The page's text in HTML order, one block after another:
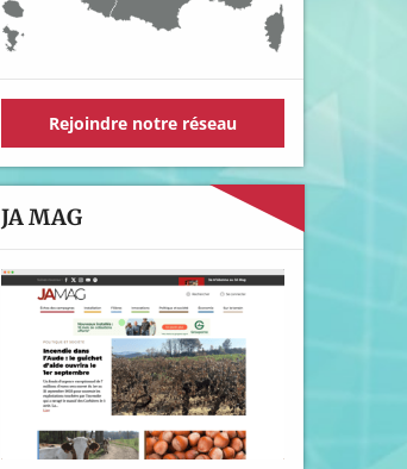
Rejoindre notre réseau
JA MAG